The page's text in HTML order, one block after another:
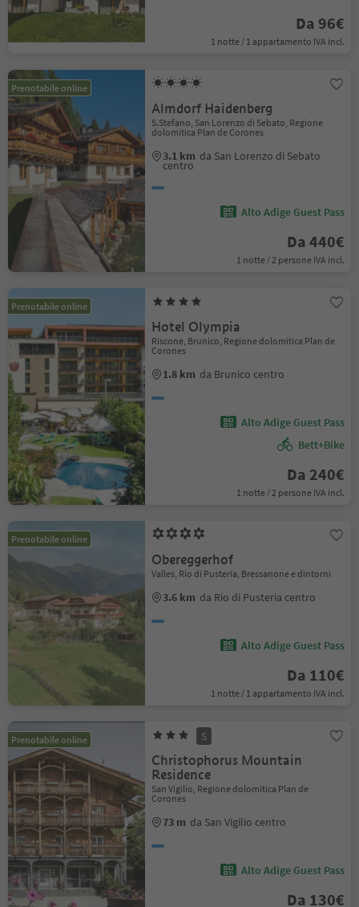
Da 96€
1 notte / 1 appartamento IVA incl.
Prenotabile online
Almdorf Haidenberg
S.Stefano, San Lorenzo di Sebato, Regione
dolomitica Plan de Corones
3.1 km da San Lorenzo di Sebato
centro
Alto Adige Guest Pass
Da 440€
1 notte / 2 persone IVA incl.
Prenotabile online
Hotel Olympia
Riscone, Brunico, Regione dolomitica Plan de
Corones
1.8 km da Brunico centro
Alto Adige Guest Pass
Bett+Bike
Da 240€
1 notte / 2 persone IVA incl.
Prenotabile online
Obereggerhof
Valles, Rio di Pusteria, Bressanone e dintorni
3.6 km da Rio di Pusteria centro
Alto Adige Guest Pass
Da 110€
1 notte / 1 appartamento IVA incl.
Prenotabile online S
Christophorus Mountain
Residence
San Vigilio, Regione dolomitica Plan de
Corones
73 m da San Vigilio centro
Alto Adige Guest Pass
Da 130€